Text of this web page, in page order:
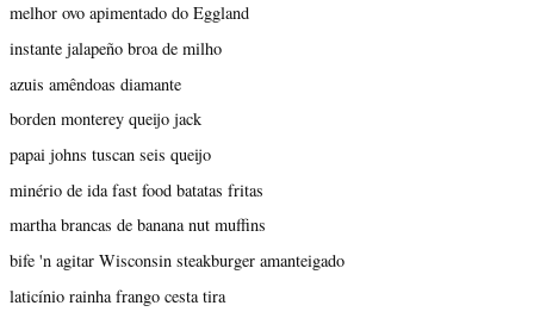
melhor ovo apimentado do Eggland
instante jalapeño broa de milho
azuis amêndoas diamante
borden monterey queijo jack
papai johns tuscan seis queijo
minério de ida fast food batatas fritas
martha brancas de banana nut muffins
bife 'n agitar Wisconsin steakburger amanteigado
laticínio rainha frango cesta tira